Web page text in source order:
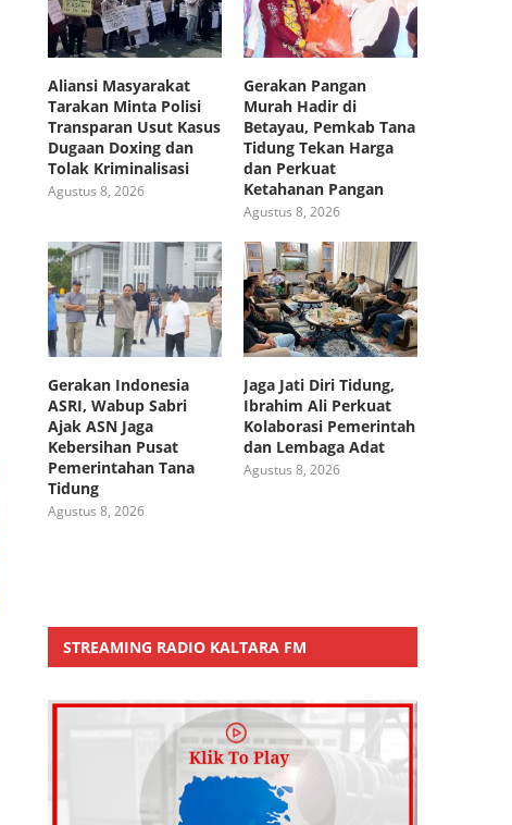
Aliansi Masyarakat
Tarakan Minta Polisi
Transparan Usut Kasus
Dugaan Doxing dan
Tolak Kriminalisasi
Agustus 8, 2026
Gerakan Pangan
Murah Hadir di
Betayau, Pemkab Tana
Tidung Tekan Harga
dan Perkuat
Ketahanan Pangan
Agustus 8, 2026
Gerakan Indonesia
ASRI, Wabup Sabri
Ajak ASN Jaga
Kebersihan Pusat
Pemerintahan Tana
Tidung
Agustus 8, 2026
Jaga Jati Diri Tidung,
Ibrahim Ali Perkuat
Kolaborasi Pemerintah
dan Lembaga Adat
Agustus 8, 2026
STREAMING RADIO KALTARA FM